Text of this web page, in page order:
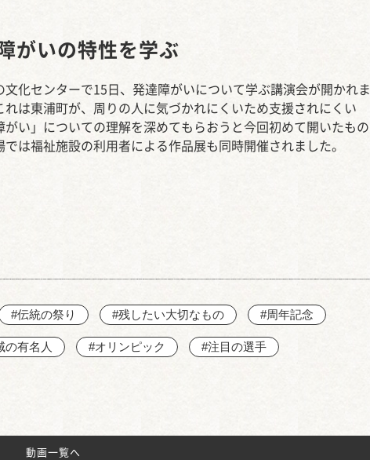
がいの特性を学ぶ
文化センターで15日、発達障がいについて学ぶ講演会が開かれま
れは東浦町が、周りの人に気づかれにくいため支援されにくい
がい」についての理解を深めてもらおうと今回初めて開いたもの
では福祉施設の利用者による作品展も同時開催されました。
#伝統の祭り #残したい大切なもの #周年記念
の有名人 #オリンピック #注目の選手
動画一覧へ